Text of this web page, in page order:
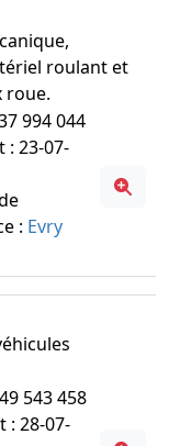
roulant et
roue.
994 044
: 23-07-
: Evry
543 458
: 28-07-